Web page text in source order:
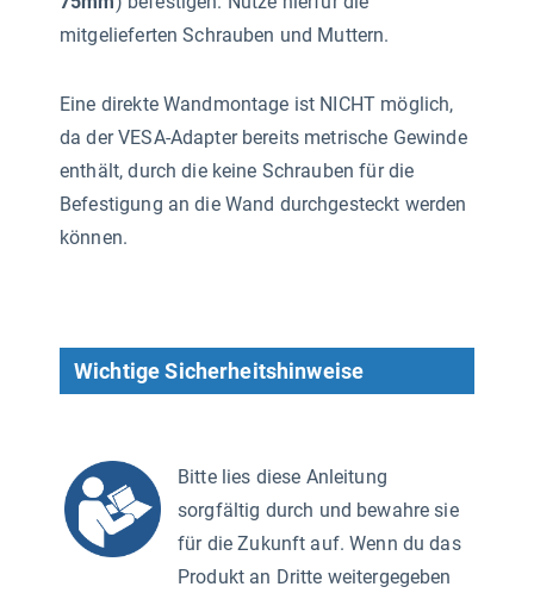
mitgelieferten Schrauben und Muttern.
Eine direkte Wandmontage ist NICHT möglich,
da der VESA-Adapter bereits metrische Gewinde
enthält, durch die keine Schrauben für die
Befestigung an die Wand durchgesteckt werden
können.
Wichtige Sicherheitshinweise
Bitte lies diese Anleitung
sorgfältig durch und bewahre sie
für die Zukunft auf. Wenn du das
Produkt an Dritte weitergegeben